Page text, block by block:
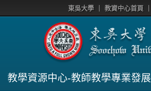
東吳大學 教資中心首頁
教學資源中心-教師教學專業發展